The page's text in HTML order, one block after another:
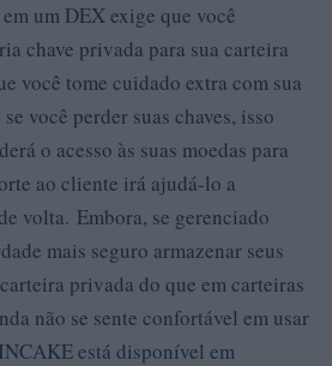
um DEX exige que você
chave privada para sua carteira
você tome cuidado extra com sua
você perder suas chaves, isso
o acesso às suas moedas para
ao cliente irá ajudá-lo a
volta. Embora, se gerenciado
mais seguro armazenar seus
privada do que em carteiras
não se sente confortável em usar
está disponível em